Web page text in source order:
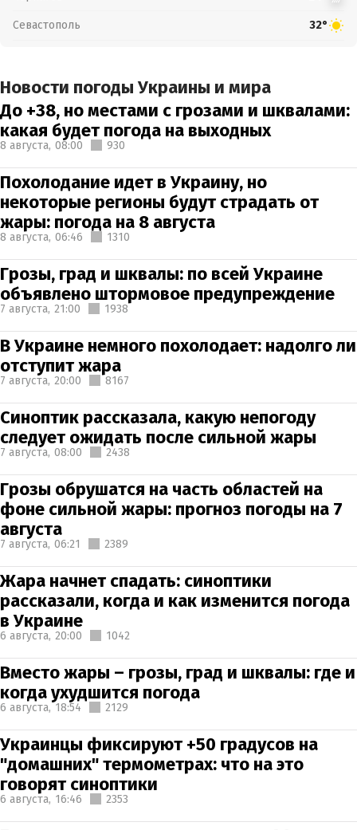
Севастополь 32°
Новости погоды Украины и мира
До +38, но местами с грозами и шквалами:
какая будет погода на выходных
8 августа, 08:00 930
Похолодание идет в Украину, но
некоторые регионы будут страдать от
жары: погода на 8 августа
8 августа, 06:46 1310
Грозы, град и шквалы: по всей Украине
объявлено штормовое предупреждение
7 августа, 21:00 1938
В Украине немного похолодает: надолго ли
отступит жара
7 августа, 20:00 8167
Синоптик рассказала, какую непогоду
следует ожидать после сильной жары
7 августа, 08:00 2438
Грозы обрушатся на часть областей на
фоне сильной жары: прогноз погоды на 7
августа
7 августа, 06:21 2389
Жара начнет спадать: синоптики
рассказали, когда и как изменится погода
в Украине
6 августа, 20:00 1042
Вместо жары – грозы, град и шквалы: где и
когда ухудшится погода
6 августа, 18:54 2129
Украинцы фиксируют +50 градусов на
"домашних" термометрах: что на это
говорят синоптики
6 августа, 16:46 2353